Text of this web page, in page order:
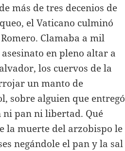
más de tres decenios de
el Vaticano culminó
Clamaba a mil
en pleno altar a
los cuervos de la
un manto de
sobre alguien que entregó
pan ni libertad. Qué
la muerte del arzobispo le
negándole el pan y la sal